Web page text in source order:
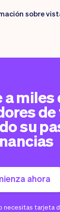
sobre
a miles
su
ahora
necesitas tarjeta